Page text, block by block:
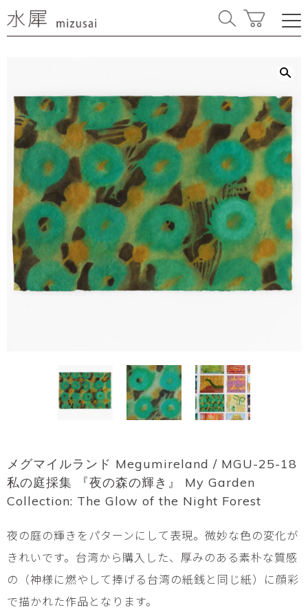
メグマイルランド Megumireland / MGU-25-18
私の庭採集 『夜の森の輝き』 My Garden
Collection: The Glow of the Night Forest
夜の庭の輝きをパターンにして表現。微妙な色の変化が
きれいです。台湾から購入した、厚みのある素朴な質感
の（神様に燃やして捧げる台湾の紙銭と同じ紙）に顔彩
で描かれた作品となります。